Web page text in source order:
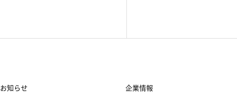
お知らせ 企業情報